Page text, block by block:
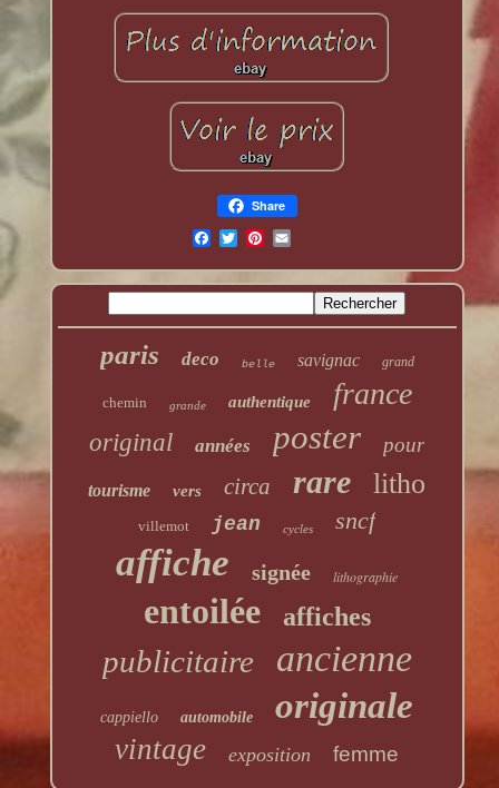
Share
paris deco belle savignac grand
chemin grande authentique france
original années poster pour
tourisme vers circa rare litho
villemot jean cycles sncf
affiche signée lithographie
entoilée affiches
publicitaire ancienne
cappiello automobile originale
vintage exposition femme